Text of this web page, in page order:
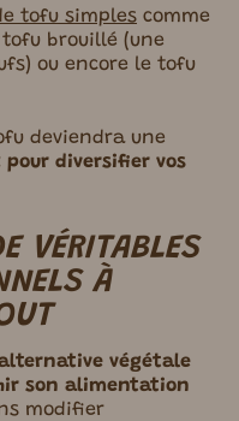
tofu simples comme
brouillé (une
ou encore le tofu
deviendra une
diversifier vos
VÉRITABLES
À
végétale
son alimentation
modifier